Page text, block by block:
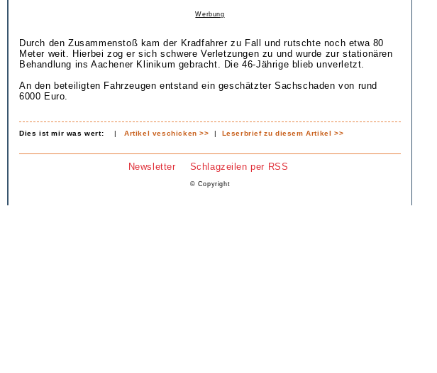
Werbung
Durch den Zusammenstoß kam der Kradfahrer zu Fall und rutschte noch etwa 80
Meter weit. Hierbei zog er sich schwere Verletzungen zu und wurde zur stationären
Behandlung ins Aachener Klinikum gebracht. Die 46-Jährige blieb unverletzt.
An den beteiligten Fahrzeugen entstand ein geschätzter Sachschaden von rund
6000 Euro.
Dies ist mir was wert: |Artikel veschicken >> | Leserbrief zu diesem Artikel >>
Newsletter Schlagzeilen per RSS
© Copyright